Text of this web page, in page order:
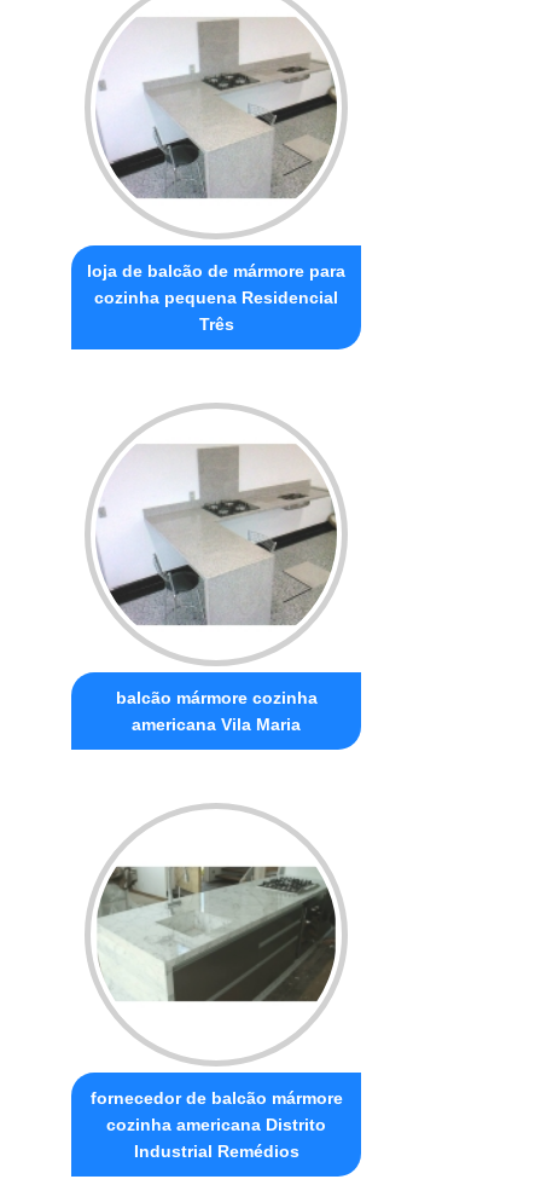
loja de balcão de mármore para
cozinha pequena Residencial
Três
balcão mármore cozinha
americana Vila Maria
fornecedor de balcão mármore
cozinha americana Distrito
Industrial Remédios